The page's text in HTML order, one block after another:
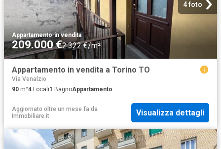
4 foto
Appartamento·in vendita
209.000 €2.322 €/m²
Appartamento in vendita a Torino TO
Via Venalzio
90 m²4 Locali1 BagnoAppartamento
Aggiornato oltre un mese fa da
Immobiliare.it
Visualizza dettagli